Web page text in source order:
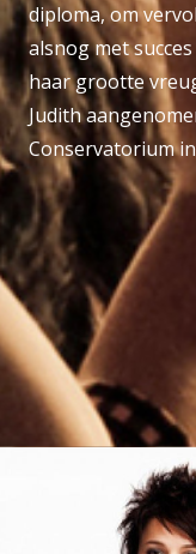
diploma, om
alsnog met
haar grootte
Judith
Conservatorium